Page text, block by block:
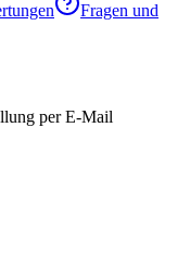
Fragen und
per E-Mail